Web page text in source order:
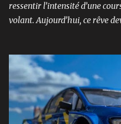
ressentir l’intensité d’une
volant. Aujourd’hui, ce rêve
foncer sur n’importe quelle
Race Car , dans sa version
Ford Mustang RTR 2025 .